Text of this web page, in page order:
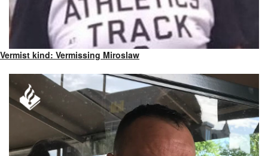
Vermist kind: Vermissing Miroslaw